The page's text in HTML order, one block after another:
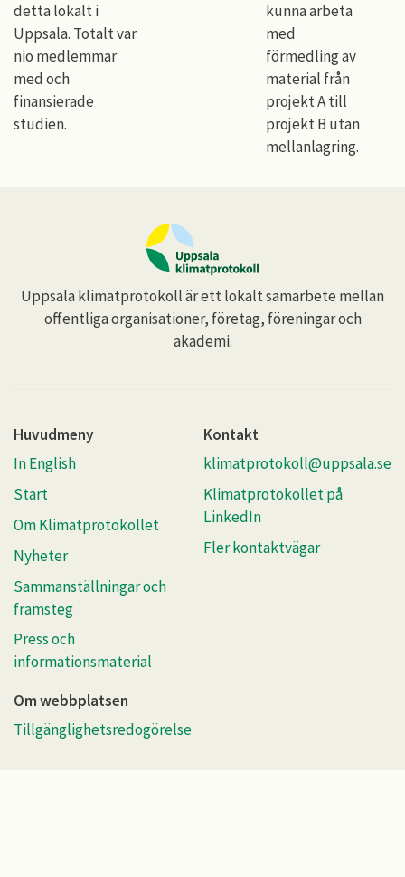
detta lokalt i
Uppsala. Totalt var
nio medlemmar
med och
finansierade
studien.
kunna arbeta
med
förmedling av
material från
projekt A till
projekt B utan
mellanlagring.
Uppsala klimatprotokoll är ett lokalt samarbete mellan
offentliga organisationer, företag, föreningar och
akademi.
Huvudmeny
In English
Start
Om Klimatprotokollet
Nyheter
Sammanställningar och
framsteg
Press och
informationsmaterial
Kontakt
klimatprotokoll@uppsala.se
Klimatprotokollet på
LinkedIn
Fler kontaktvägar
Om webbplatsen
Tillgänglighetsredogörelse